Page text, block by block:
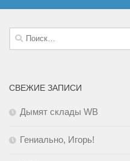
Найти:
СВЕЖИЕ ЗАПИСИ
Дымят склады WB
Гениально, Игорь!